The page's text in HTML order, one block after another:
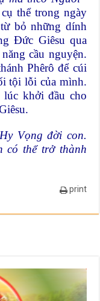
thể trong ngày
bỏ những dính
Đức Giêsu qua
cầu nguyện.
Phêrô để cúi
tội lỗi của mình.
khởi đầu cho
Vọng đời con.
có thể trở thành
print